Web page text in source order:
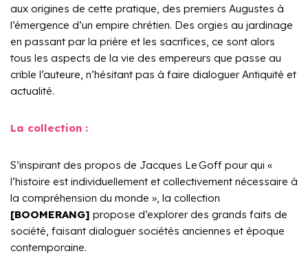
aux origines de cette pratique, des premiers Augustes à
l’émergence d’un empire chrétien. Des orgies au jardinage
en passant par la prière et les sacrifices, ce sont alors
tous les aspects de la vie des empereurs que passe au
crible l’auteure, n’hésitant pas à faire dialoguer Antiquité et
actualité.
La collection :
S’inspirant des propos de Jacques Le Goff pour qui «
l’histoire est individuellement et collectivement nécessaire à
la compréhension du monde », la collection
[BOOMERANG] propose d’explorer des grands faits de
société, faisant dialoguer sociétés anciennes et époque
contemporaine.